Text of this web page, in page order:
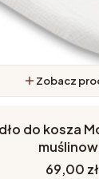
Zobacz
do kosza
Cena
69,00 zł